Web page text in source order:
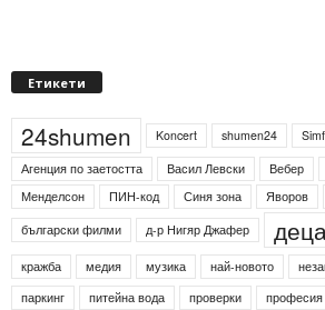
Етикети
24shumen Koncert shumen24
Агенция по заетостта
Васил Левски Вебер
Менделсон
ПИН-код Синя зона Яворов
български филми
д-р Нигяр Джафер
кражба медия музика най-новото
паркинг питейна вода проверки професия